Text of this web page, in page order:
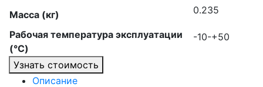
Масса (кг) 0.235
Рабочая температура эксплуатации
(°C)
-10-+50
Узнать стоимость
Описание